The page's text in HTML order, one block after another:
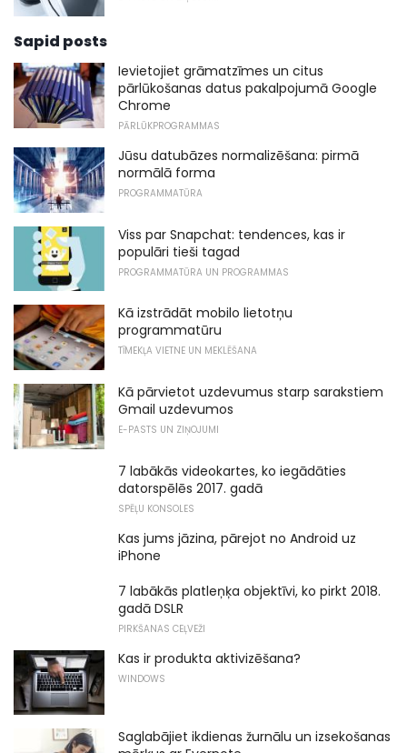
Sapid posts
Ievietojiet grāmatzīmes un citus
pārlūkošanas datus pakalpojumā Google
Chrome
PĀRLŪKPROGRAMMAS
Jūsu datubāzes normalizēšana: pirmā
normālā forma
PROGRAMMATŪRA
Viss par Snapchat: tendences, kas ir
populāri tieši tagad
PROGRAMMATŪRA UN PROGRAMMAS
Kā izstrādāt mobilo lietotņu
programmatūru
TĪMEKĻA VIETNE UN MEKLĒŠANA
Kā pārvietot uzdevumus starp sarakstiem
Gmail uzdevumos
E-PASTS UN ZIŅOJUMI
7 labākās videokartes, ko iegādāties
datorspēlēs 2017. gadā
SPĒĻU KONSOLES
Kas jums jāzina, pārejot no Android uz
iPhone
7 labākās platleņķa objektīvi, ko pirkt 2018.
gadā DSLR
PIRKŠANAS CEĻVEŽI
Kas ir produkta aktivizēšana?
WINDOWS
Saglabājiet ikdienas žurnālu un izsekošanas